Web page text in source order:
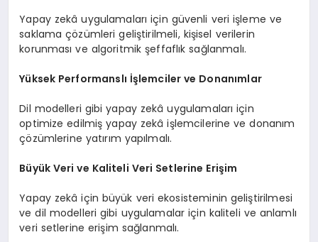
Yapay zekâ uygulamaları için güvenli veri işleme ve
saklama çözümleri geliştirilmeli, kişisel verilerin
korunması ve algoritmik şeffaflık sağlanmalı.
Yüksek Performanslı İşlemciler ve Donanımlar
Dil modelleri gibi yapay zekâ uygulamaları için
optimize edilmiş yapay zekâ işlemcilerine ve donanım
çözümlerine yatırım yapılmalı.
Büyük Veri ve Kaliteli Veri Setlerine Erişim
Yapay zekâ için büyük veri ekosisteminin geliştirilmesi
ve dil modelleri gibi uygulamalar için kaliteli ve anlamlı
veri setlerine erişim sağlanmalı.